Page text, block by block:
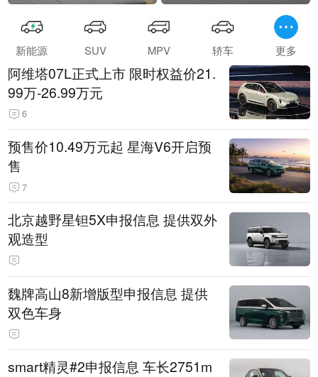
新能源 SUV MPV 轿车 更多
阿维塔07L正式上市 限时权益价21.
99万-26.99万元
6
预售价10.49万元起 星海V6开启预
售
7
北京越野星钽5X申报信息 提供双外
观造型
魏牌高山8新增版型申报信息 提供
双色车身
smart精灵#2申报信息 车长2751m